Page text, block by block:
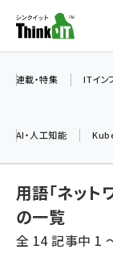
ン
ツ
加藤銘の
iot女子
連載・特集 ITイン
AI・人工知能
用語「ネット
の一覧
全 14 記事中 1